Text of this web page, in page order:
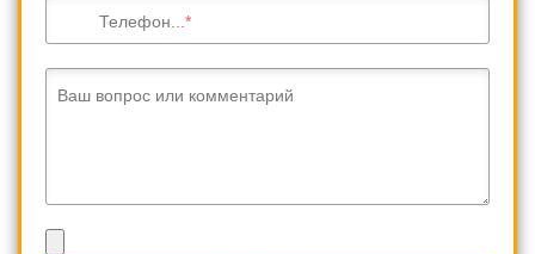
Телефон...
Ваш вопрос или комментарий